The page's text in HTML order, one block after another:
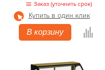
Заказ (уточнить срок)
Купить в один клик
В корзину